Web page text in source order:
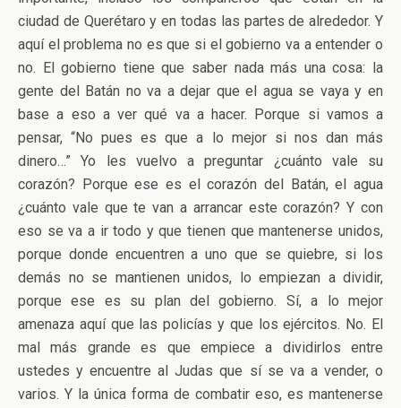
ciudad de Querétaro y en todas las partes de alrededor. Y
aquí el problema no es que si el gobierno va a entender o
no. El gobierno tiene que saber nada más una cosa: la
gente del Batán no va a dejar que el agua se vaya y en
base a eso a ver qué va a hacer. Porque si vamos a
pensar, “No pues es que a lo mejor si nos dan más
dinero…” Yo les vuelvo a preguntar ¿cuánto vale su
corazón? Porque ese es el corazón del Batán, el agua
¿cuánto vale que te van a arrancar este corazón? Y con
eso se va a ir todo y que tienen que mantenerse unidos,
porque donde encuentren a uno que se quiebre, si los
demás no se mantienen unidos, lo empiezan a dividir,
porque ese es su plan del gobierno. Sí, a lo mejor
amenaza aquí que las policías y que los ejércitos. No. El
mal más grande es que empiece a dividirlos entre
ustedes y encuentre al Judas que sí se va a vender, o
varios. Y la única forma de combatir eso, es mantenerse